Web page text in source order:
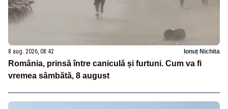
8 aug. 2026, 08:42 Ionuț Nichita
România, prinsă între caniculă și furtuni. Cum va fi
vremea sâmbătă, 8 august